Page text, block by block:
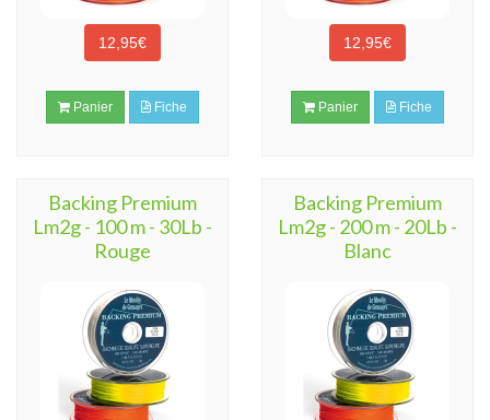
12,95€
Panier Fiche
12,95€
Panier Fiche
Backing Premium
Lm2g - 100 m - 30Lb -
Rouge
Backing Premium
Lm2g - 200 m - 20Lb -
Blanc